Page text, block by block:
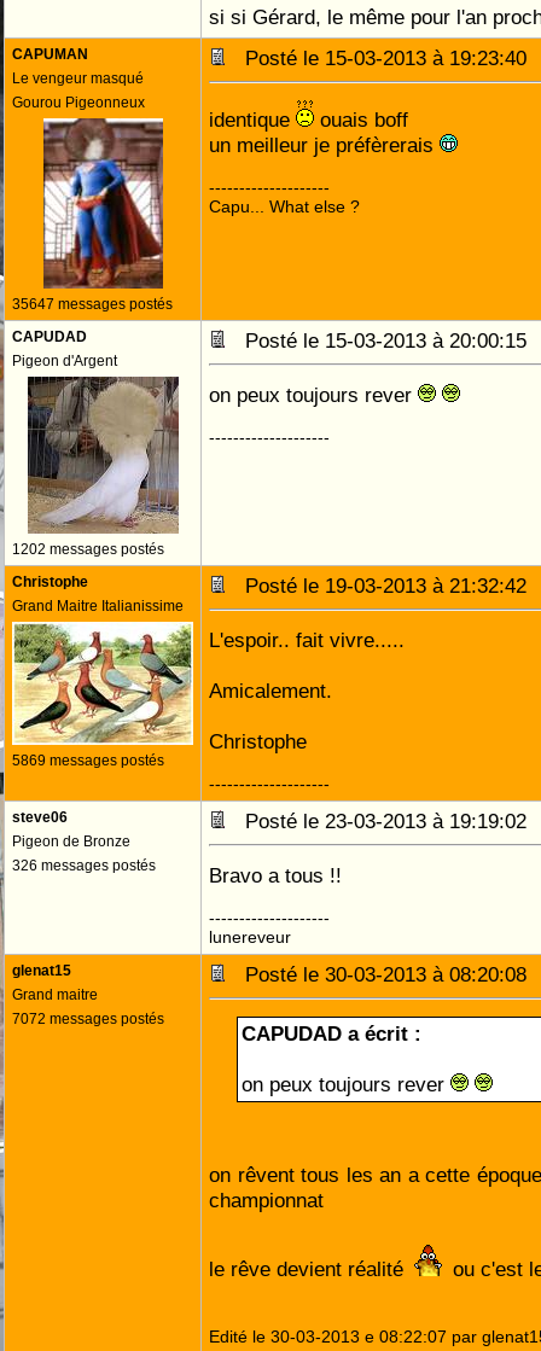
si si Gérard, le même pour l'an
CAPUMAN
Le vengeur masqué
Gourou Pigeonneux
35647 messages postés
Posté le 15-03-2013 à
identique
ouais boff
un meilleur je préfèrerais
--------------------
Capu... What else ?
CAPUDAD
Pigeon d'Argent
1202 messages postés
Posté le 15-03-2013 à
on peux toujours rever
--------------------
Christophe
Grand Maitre Italianissime
5869 messages postés
Posté le 19-03-2013 à
L'espoir.. fait vivre.....
Amicalement.
Christophe
--------------------
steve06
Pigeon de Bronze
326 messages postés
Posté le 23-03-2013 à
Bravo a tous !!
--------------------
lunereveur
glenat15
Grand maitre
7072 messages postés
Posté le 30-03-2013 à
CAPUDAD a écrit :
on peux toujours rever
on rêvent tous les an a cette
championnat
le rêve devient réalité ou c'est
Edité le 30-03-2013 e 08:22:07 par